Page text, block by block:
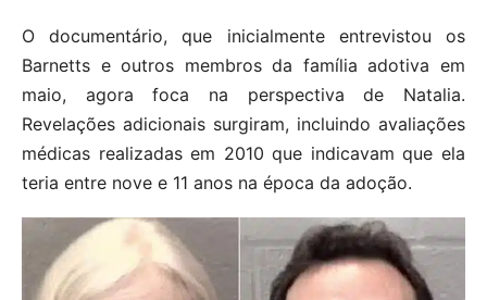
O documentário, que inicialmente entrevistou os
Barnetts e outros membros da família adotiva em
maio, agora foca na perspectiva de Natalia.
Revelações adicionais surgiram, incluindo avaliações
médicas realizadas em 2010 que indicavam que ela
teria entre nove e 11 anos na época da adoção.